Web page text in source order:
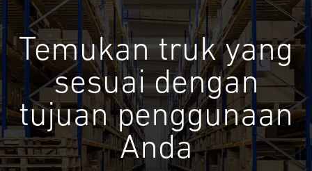
Temukan truk yang
sesuai dengan
tujuan penggunaan
Anda